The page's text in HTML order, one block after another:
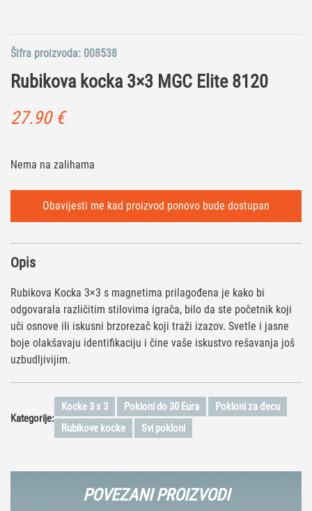
Rubikova kocka 3×3 MGC Elite 8120
27.90 €
Nema na zalihama
Šifra proizvoda: 008538
Opis
Rubikova Kocka 3×3 s magnetima prilagođena je kako bi
odgovarala različitim stilovima igrača, bilo da ste početnik koji
uči osnove ili iskusni brzorezač koji traži izazov. Svetle i jasne
boje olakšavaju identifikaciju i čine vaše iskustvo rešavanja još
uzbudljivijim.
Kategorije:
Kocke 3 x 3 Pokloni do 30 Eura
Pokloni za đecu
Rubikove kocke
Svi pokloni
POVEZANI PROIZVODI